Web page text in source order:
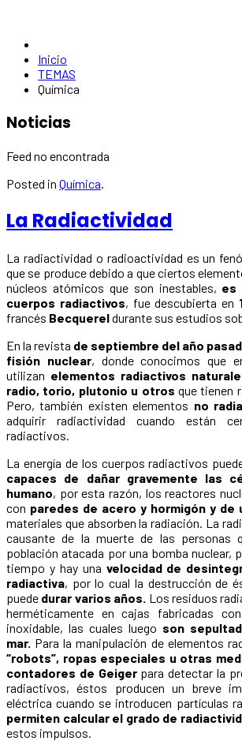
Inicio
TEMAS
Química
Noticias
Feed no encontrada
Posted in Química.
La Radiactividad
La radiactividad o radioactividad es un
que se produce debido a que ciertos
núcleos atómicos que son inestables, es
cuerpos radiactivos, fue descubierta en
francés Becquereldurante sus estudios
En la revista de septiembre del año
fisión nuclear, donde conocimos que
utilizan elementos radiactivos
radio, torio, plutonio u otros que tienen
Pero, también existen elementos no
adquirir radiactividad cuando están
radiactivos.
La energía de los cuerpos radiactivos
capaces de dañar gravemente las
humano, por esta razón, los reactores
con paredes de acero y hormigón y de
materiales que absorben la radiación. La
causante de la muerte de las personas
población atacada por una bomba nuclear,
tiempo y hay una velocidad de
radiactiva, por lo cual la destrucción de
puede durar varios años. Los residuos
herméticamente en cajas fabricadas
inoxidable, las cuales luego son
mar. Para la manipulación de elementos
“robots”, ropas especiales u otras
contadores de Geigerpara detectar la
radiactivos, éstos producen un breve
eléctrica cuando se introducen partículas
permiten calcular el grado de
estos impulsos.